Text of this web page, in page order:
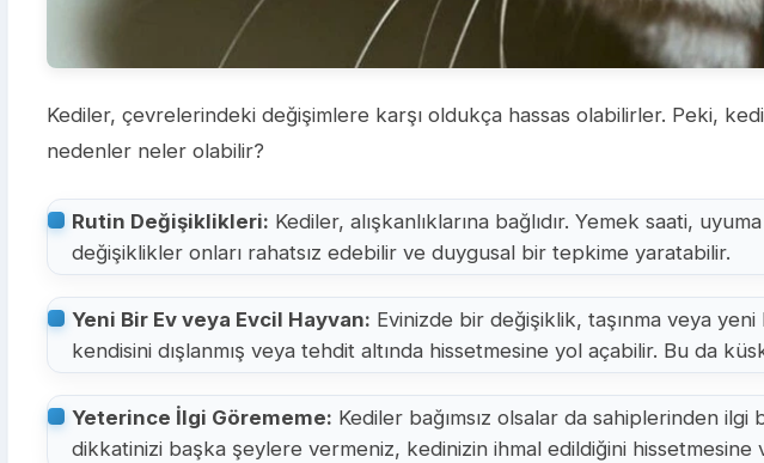
Kediler, çevrelerindeki değişimlere karşı oldukça hassas olabilirler. Peki,
nedenler neler olabilir?
Rutin Değişiklikleri: Kediler, alışkanlıklarına bağlıdır. Yemek saati,
değişiklikler onları rahatsız edebilir ve duygusal bir tepkime yaratabilir.
Yeni Bir Ev veya Evcil Hayvan: Evinizde bir değişiklik, taşınma veya
kendisini dışlanmış veya tehdit altında hissetmesine yol açabilir. Bu da
Yeterince İlgi Görememe: Kediler bağımsız olsalar da sahiplerinden
dikkatinizi başka şeylere vermeniz, kedinizin ihmal edildiğini hissetmesine